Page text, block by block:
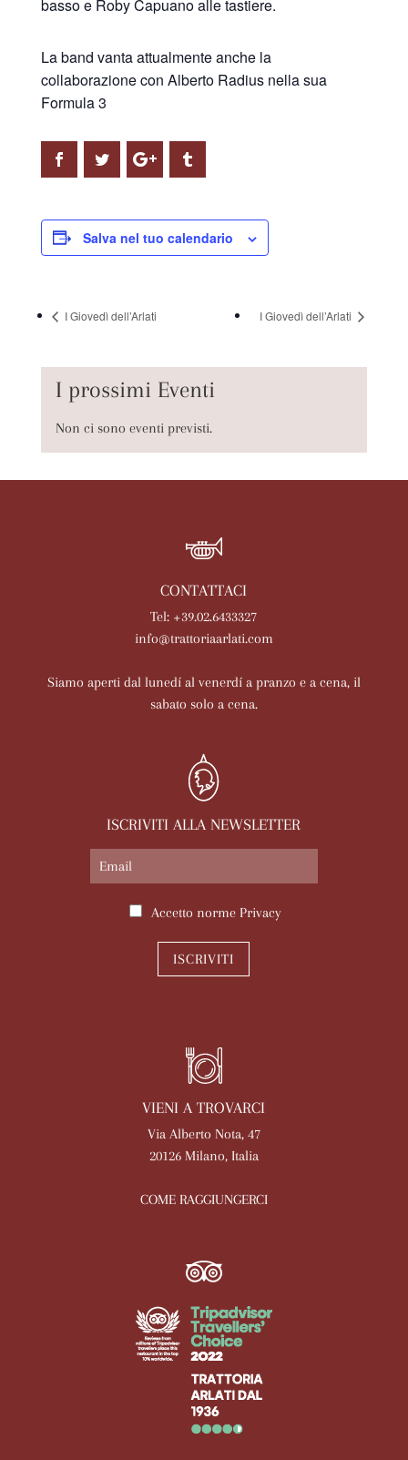
basso e Roby Capuano alle tastiere.
La band vanta attualmente anche la
collaborazione con Alberto Radius nella sua
Formula 3
Salva nel tuo calendario
I Giovedì dell’Arlati I Giovedì dell’Arlati
I prossimi Eventi
Non ci sono eventi previsti.
CONTATTACI
Tel: +39.02.6433327
info@trattoriaarlati.com
Siamo aperti dal lunedí al venerdí a pranzo e a cena, il
sabato solo a cena.
ISCRIVITI ALLA NEWSLETTER
Accetto norme Privacy
ISCRIVITI
VIENI A TROVARCI
Via Alberto Nota, 47
20126 Milano, Italia
COME RAGGIUNGERCI